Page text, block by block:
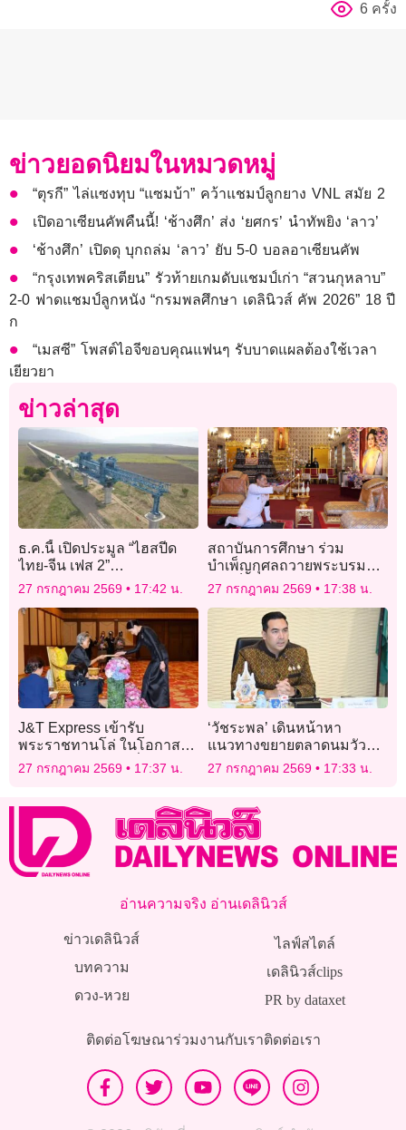
6 ครั้ง
ข่าวยอดนิยมในหมวดหมู่
“ตุรกี” ไล่แซงทุบ “แซมบ้า” คว้าแชมป์ลูกยาง VNL สมัย 2
เปิดอาเซียนคัพคืนนี้! ‘ช้างศึก’ ส่ง ‘ยศกร’ นำทัพยิง ‘ลาว’
‘ช้างศึก’ เปิดดุ บุกถล่ม ‘ลาว’ ยับ 5-0 บอลอาเซียนคัพ
“กรุงเทพคริสเตียน” รัวท้ายเกมดับแชมป์เก่า “สวนกุหลาบ”
2-0 ฟาดแชมป์ลูกหนัง “กรมพลศึกษา เดลินิวส์ คัพ 2026” 18 ปี
ก
“เมสซี” โพสต์ไอจีขอบคุณแฟนๆ รับบาดแผลต้องใช้เวลา
เยียวยา
ข่าวล่าสุด
ธ.ค.นี้ เปิดประมูล “ไฮสปีด
ไทย-จีน เฟส 2”
นครราชสีมา-หนองคาย 8
สัญญา 3.4 แสนล้าน เปิดปี 74
27 กรกฎาคม 2569 17:42 น.
สถาบันการศึกษา ร่วม
บำเพ็ญกุศลถวายพระบรมศพ
‘สมเด็จพระพันปีหลวง’
27 กรกฎาคม 2569 17:38 น.
J&T Express เข้ารับ
พระราชทานโล่ ในโอกาส
สนับสนุนงานเดิน–วิ่ง วัน
หัวใจโลก ประจำปี 2569
27 กรกฎาคม 2569 17:37 น.
‘วัชระพล’ เดินหน้าหา
แนวทางขยายตลาดนมวัว
แดงในต่างประเทศ
27 กรกฎาคม 2569 17:33 น.
อ่านความจริง อ่านเดลินิวส์
ข่าวเดลินิวส์
บทความ
ดวง-หวย
ไลฟ์สไตล์
เดลินิวส์clips
PR by dataxet
ติดต่อโฆษณาร่วมงานกับเราติดต่อเรา